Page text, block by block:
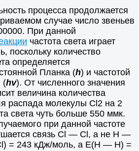
процесса продолжается
случае число звеньев
При данной
частота света играет
поскольку количество
определяется
Планка (h) и частотой
(hv). От численного значения
величина количества
распада молекулы Cl2 на 2
света чуть больше 550 ммк.
при данной частоте
связь Cl — Cl, а не Н —
= 243 кДж/моль, а Е(Н — Н) =